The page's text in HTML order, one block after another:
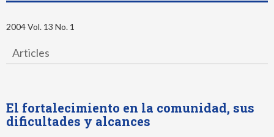
2004 Vol. 13 No. 1
Articles
El fortalecimiento en la comunidad, sus
dificultades y alcances